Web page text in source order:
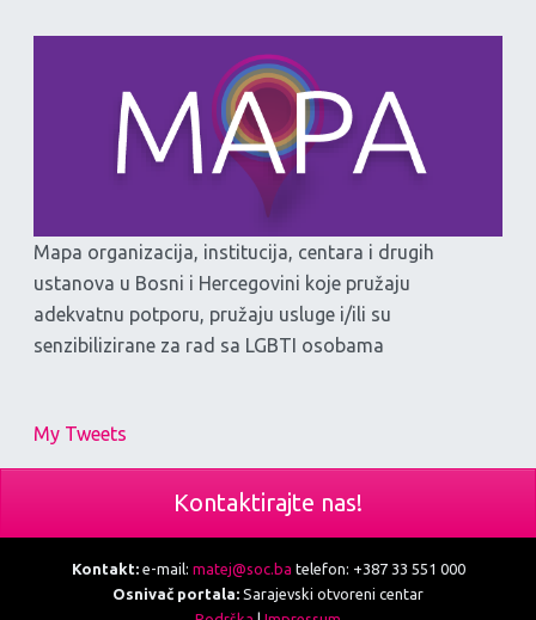
Mapa organizacija, institucija, centara i drugih
ustanova u Bosni i Hercegovini koje pružaju
adekvatnu potporu, pružaju usluge i/ili su
senzibilizirane za rad sa LGBTI osobama
My Tweets
Kontaktirajte nas!
Kontakt:e-mail: matej@soc.ba telefon: +387 33 551 000
Osnivač portala: Sarajevski otvoreni centar